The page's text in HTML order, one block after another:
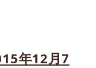
年12月7